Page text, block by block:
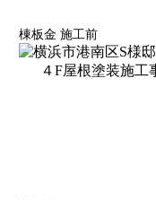
棟板金 施工前